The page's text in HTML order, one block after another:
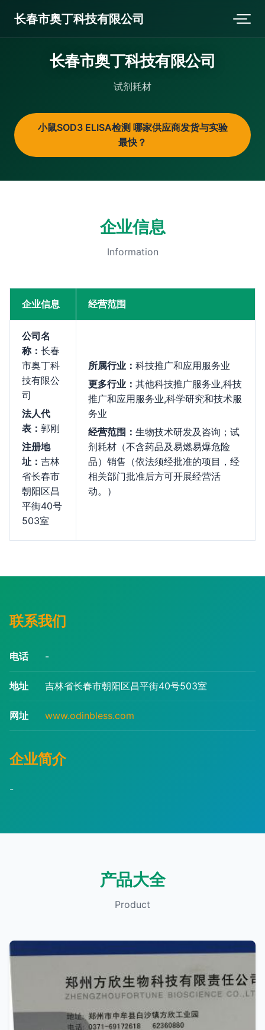
长春市奥丁科技有限公司
长春市奥丁科技有限公司
试剂耗材
小鼠SOD3 ELISA检测 哪家供应商发货与实验
最快？
企业信息
Information
企业信息 经营范围
公司名
称： 长春
市奥丁科
技有限公
司
法人代
表： 郭刚
注册地
址： 吉林
省长春市
朝阳区昌
平街40号
503室
所属行业： 科技推广和应用服务业
更多行业： 其他科技推广服务业,科技
推广和应用服务业,科学研究和技术服
务业
经营范围： 生物技术研发及咨询；试
剂耗材（不含药品及易燃易爆危险
品）销售（依法须经批准的项目，经
相关部门批准后方可开展经营活
动。）
联系我们
电话 -
地址 吉林省长春市朝阳区昌平街40号503室
网址 www.odinbless.com
企业简介
-
产品大全
Product